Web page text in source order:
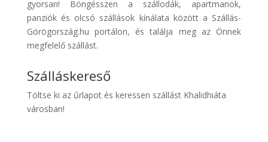
Discover
Cars
Transzfer
Kiwi
Taxi
gyorsan! Böngésszen a szállodák, apartmanok,
panziók és olcsó szállások kínálata között a Szállás-
Görögország.hu portálon, és találja meg az Önnek
megfelelő szállást.
Szálláskereső
Töltse ki az űrlapot és keressen szállást Khalidhiáta
városban!